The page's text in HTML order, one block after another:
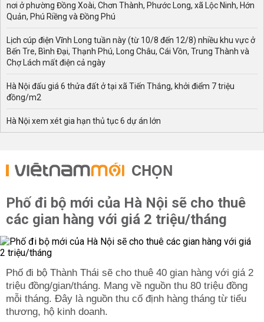
nơi ở phường Đồng Xoài, Chơn Thành, Phước Long, xã Lộc Ninh, Hớn
Quản, Phú Riềng và Đồng Phú
Lịch cúp điện Vĩnh Long tuần này (từ 10/8 đến 12/8) nhiều khu vực ở
Bến Tre, Bình Đại, Thạnh Phú, Long Châu, Cái Vồn, Trung Thành và
Chợ Lách mất điện cả ngày
Hà Nội đấu giá 6 thửa đất ở tại xã Tiến Thắng, khởi điểm 7 triệu
đồng/m2
Hà Nội xem xét gia hạn thủ tục 6 dự án lớn
CHỌN
Phố đi bộ mới của Hà Nội sẽ cho thuê
các gian hàng với giá 2 triệu/tháng
Phố đi bộ Thành Thái sẽ cho thuê 40 gian hàng với giá 2
triệu đồng/gian/tháng. Mang về nguồn thu 80 triệu đồng
mỗi tháng. Đây là nguồn thu cố định hàng tháng từ tiểu
thương, hộ kinh doanh.